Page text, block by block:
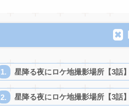
星降る夜にロケ地撮影場所【3話
星降る夜にロケ地撮影場所【3話